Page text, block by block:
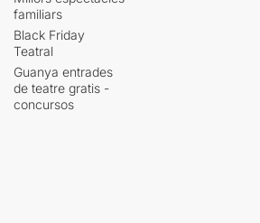
familiars
Black Friday
Teatral
Guanya entrades
de teatre gratis -
concursos